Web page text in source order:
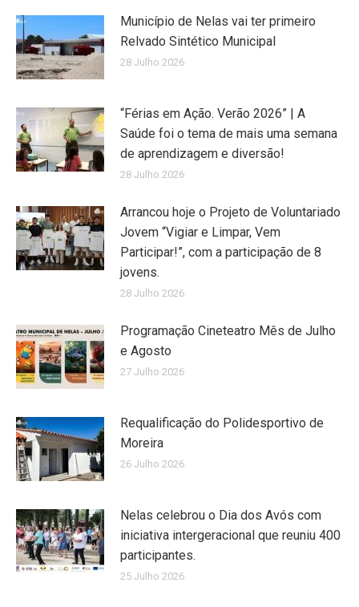
Município de Nelas vai ter primeiro
Relvado Sintético Municipal
28 Julho 2026
“Férias em Ação. Verão 2026” | A
Saúde foi o tema de mais uma semana
de aprendizagem e diversão!
28 Julho 2026
Arrancou hoje o Projeto de Voluntariado
Jovem “Vigiar e Limpar, Vem
Participar!”, com a participação de 8
jovens.
28 Julho 2026
Programação Cineteatro Mês de Julho
e Agosto
27 Julho 2026
Requalificação do Polidesportivo de
Moreira
26 Julho 2026
Nelas celebrou o Dia dos Avós com
iniciativa intergeracional que reuniu 400
participantes.
25 Julho 2026